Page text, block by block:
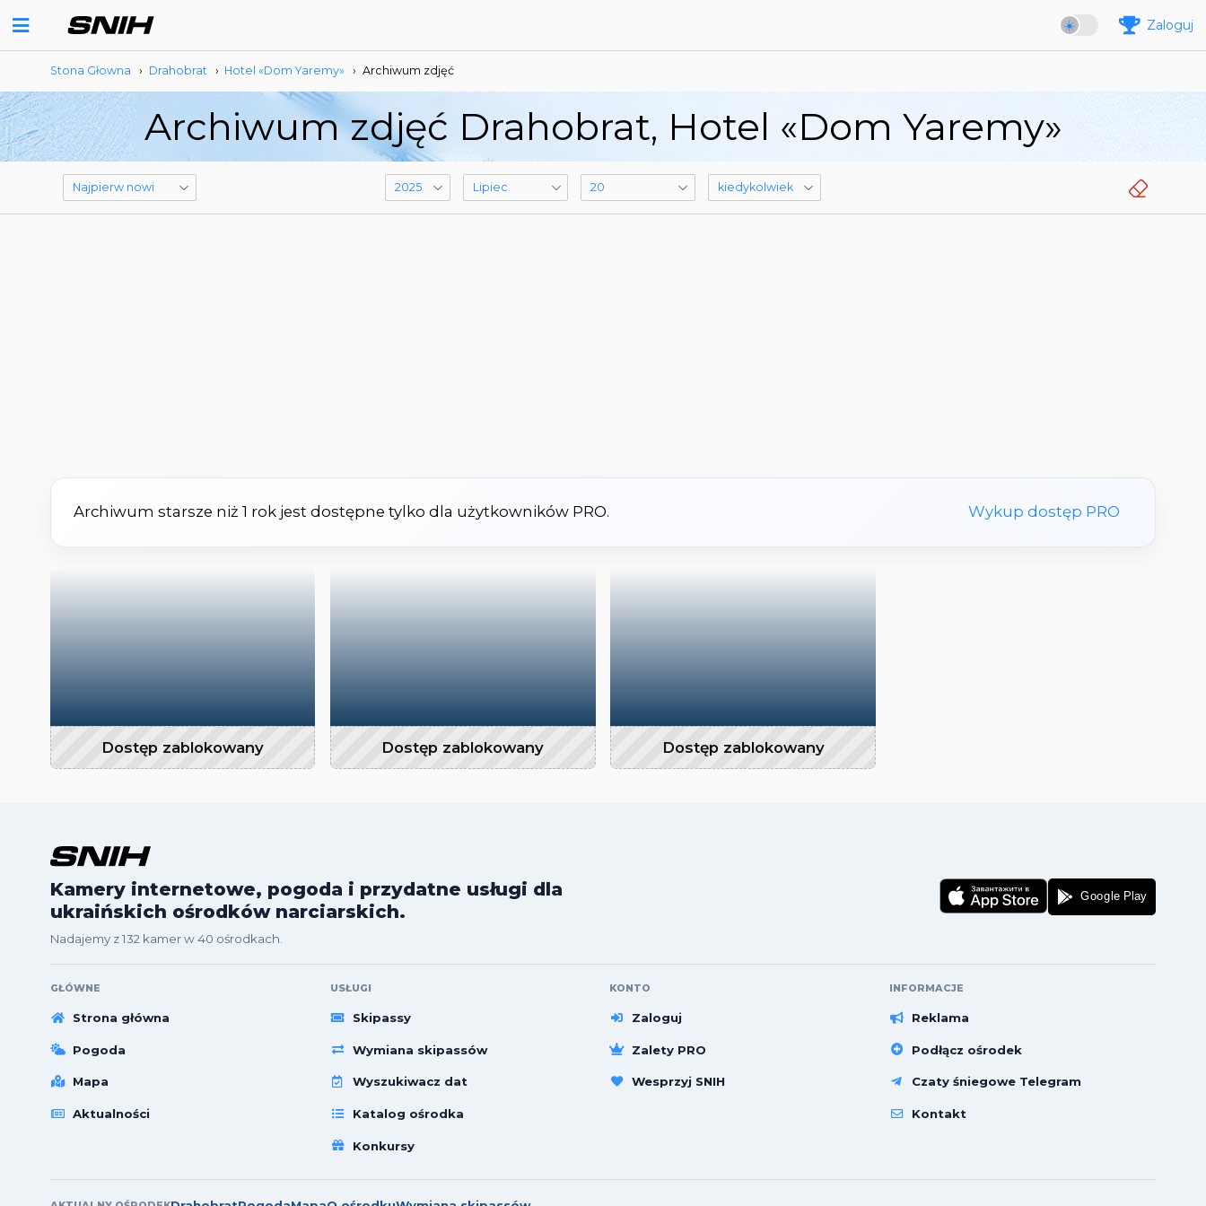
Zaloguj
Stona Głowna › Drahobrat › Hotel «Dom Yaremy» › Archiwum zdjęć
Archiwum zdjęć Drahobrat, Hotel «Dom Yaremy»
Archiwum starsze niż 1 rok jest dostępne tylko dla użytkowników PRO. Wykup dostęp PRO
Dostęp zablokowany Dostęp zablokowany Dostęp zablokowany
Kamery internetowe, pogoda i przydatne usługi dla
ukraińskich ośrodków narciarskich.
Nadajemy z 132 kamer w 40 ośrodkach.
GŁÓWNE
Strona główna
Pogoda
Mapa
Aktualności
USŁUGI
Skipassy
Wymiana skipassów
Wyszukiwacz dat
Katalog ośrodka
Konkursy
KONTO
Zaloguj
Zalety PRO
Wesprzyj SNIH
INFORMACJE
Reklama
Podłącz ośrodek
Czaty śniegowe Telegram
Kontakt